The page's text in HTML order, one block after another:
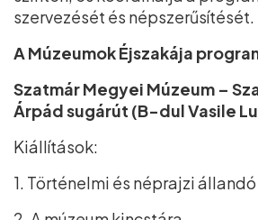
szervezését és népszerűsítését.
A Múzeumok Éjszakája
Szatmár Megyei Múzeum –
Árpád sugárút (B-dul Vasile
Kiállítások:
1. Történelmi és néprajzi